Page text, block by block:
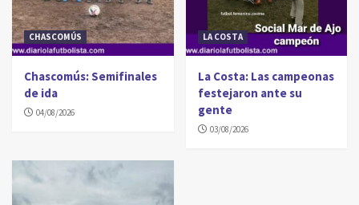
CHASCOMÚS
Chascomús: Semifinales
de ida
04/08/2026
LA COSTA
La Costa: Las campeonas
festejaron ante su
gente
03/08/2026